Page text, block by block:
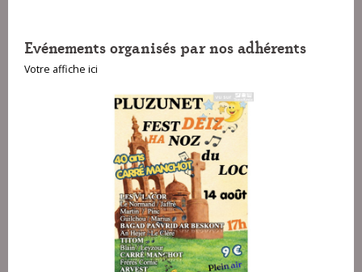
Evénements organisés par nos adhérents
Votre affiche ici